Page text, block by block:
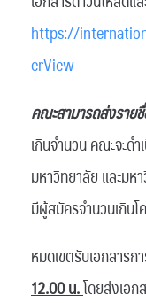
https://
erView
คณะสามารถส่งราย
เกินจำนวน คณะจะด
มหาวิทยาลัย และมห
มีผู้สมัครจำนวนเกิน
หมดเขตรับเอกสารก
12.00 น.โดยส่งเอก